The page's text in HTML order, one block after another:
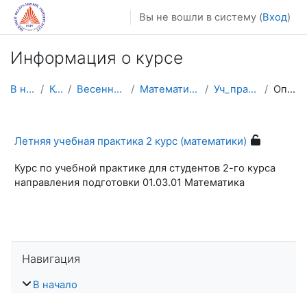
Перейти к основному содержанию
Вы не вошли в систему (Вход)
Информация о курсе
В начало Курсы Весенний семестр Математика, механика Уч_практ_2к (мат) Описание
Летняя учебная практика 2 курс (математики)
Курс по учебной практике для студентов 2-го курса
направления подготовки 01.03.01 Математика
Навигация
В начало